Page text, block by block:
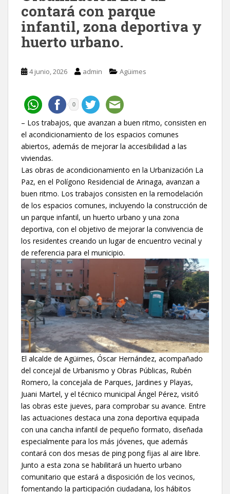
contará con parque
infantil, zona deportiva y
huerto urbano.
4 junio, 2026 admin Agüimes
0
– Los trabajos, que avanzan a buen ritmo, consisten en
el acondicionamiento de los espacios comunes
abiertos, además de mejorar la accesibilidad a las
viviendas.
Las obras de acondicionamiento en la Urbanización La
Paz, en el Polígono Residencial de Arinaga, avanzan a
buen ritmo. Los trabajos consisten en la remodelación
de los espacios comunes, incluyendo la construcción de
un parque infantil, un huerto urbano y una zona
deportiva, con el objetivo de mejorar la convivencia de
los residentes creando un lugar de encuentro vecinal y
de referencia para el municipio.
El alcalde de Agüimes, Óscar Hernández, acompañado
del concejal de Urbanismo y Obras Públicas, Rubén
Romero, la concejala de Parques, Jardines y Playas,
Juani Martel, y el técnico municipal Ángel Pérez, visitó
las obras este jueves, para comprobar su avance. Entre
las actuaciones destaca una zona deportiva equipada
con una cancha infantil de pequeño formato, diseñada
especialmente para los más jóvenes, que además
contará con dos mesas de ping pong fijas al aire libre.
Junto a esta zona se habilitará un huerto urbano
comunitario que estará a disposición de los vecinos,
fomentando la participación ciudadana, los hábitos